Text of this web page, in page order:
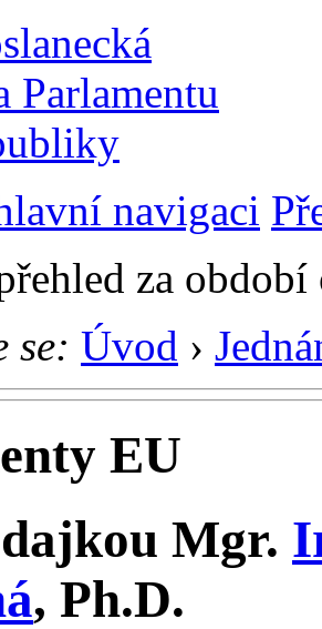
navigaci
za
se: Úvod ›
EU
Mgr.
, Ph.D.